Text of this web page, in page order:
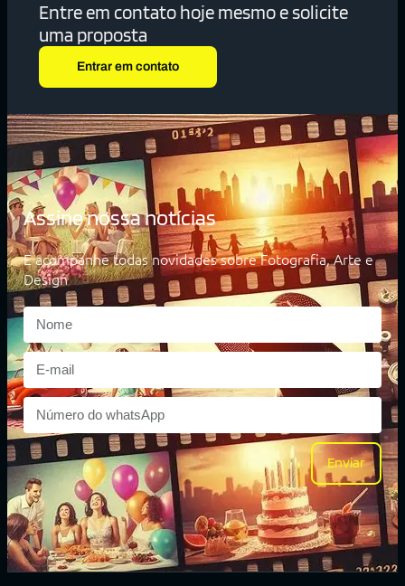
Entre em contato hoje mesmo e solicite
uma proposta
Entrar em contato
Assine nossa notícias
E acompanhe todas novidades sobre Fotografia, Arte e
Design
Enviar